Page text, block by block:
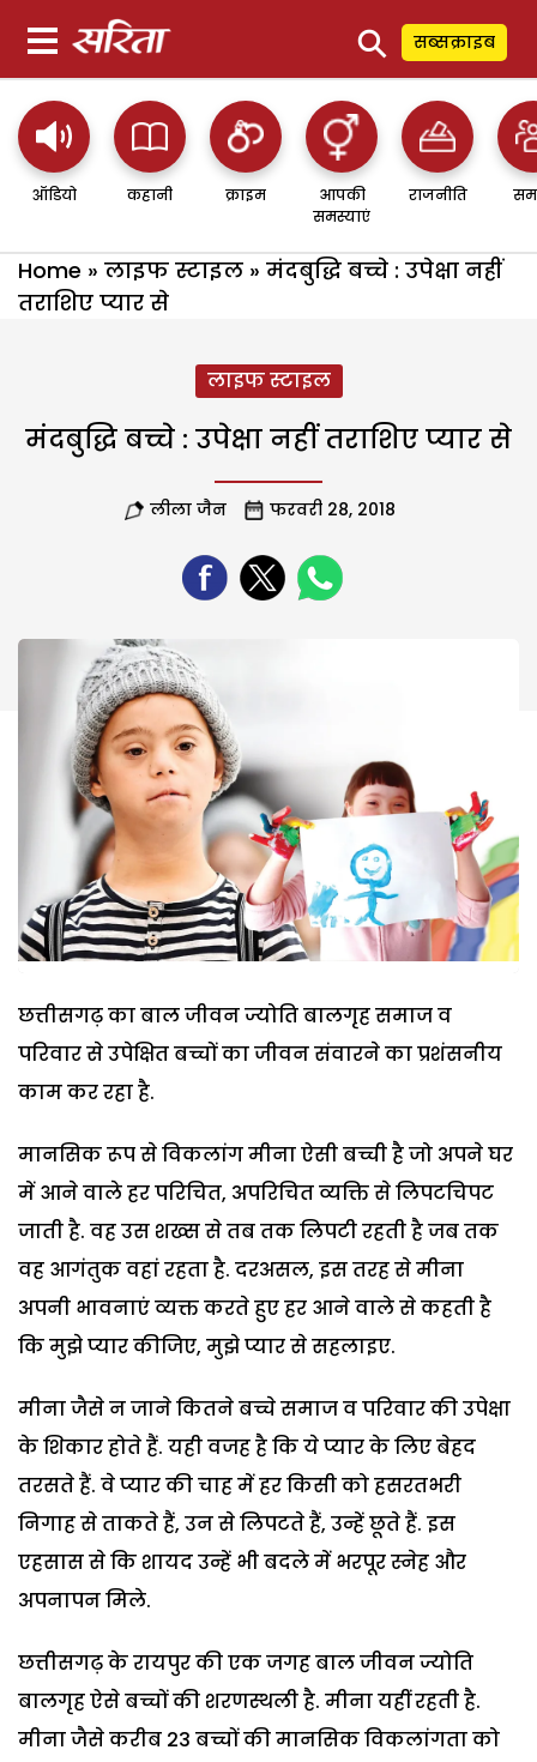
⚲ सब्सक्राइब
ऑडियो कहानी क्राइम
आपकी
समस्याएं
राजनीति
Home » लाइफ स्टाइल » मंदबुद्धि बच्चे : उपेक्षा नहीं
तराशिए प्यार से
लाइफ स्टाइल
मंदबुद्धि बच्चे : उपेक्षा नहीं तराशिए प्यार से
लीला जैन फरवरी 28, 2018
छत्तीसगढ़ का बाल जीवन ज्योति बालगृह समाज व
परिवार से उपेक्षित बच्चों का जीवन संवारने का प्रशंसनीय
काम कर रहा है.
मानसिक रूप से विकलांग मीना ऐसी बच्ची है जो अपने घर
में आने वाले हर परिचित, अपरिचित व्यक्ति से लिपटचिपट
जाती है. वह उस शख्स से तब तक लिपटी रहती है जब तक
वह आगंतुक वहां रहता है. दरअसल, इस तरह से मीना
अपनी भावनाएं व्यक्त करते हुए हर आने वाले से कहती है
कि मुझे प्यार कीजिए, मुझे प्यार से सहलाइए.
मीना जैसे न जाने कितने बच्चे समाज व परिवार की उपेक्षा
के शिकार होते हैं. यही वजह है कि ये प्यार के लिए बेहद
तरसते हैं. वे प्यार की चाह में हर किसी को हसरतभरी
निगाह से ताकते हैं, उन से लिपटते हैं, उन्हें छूते हैं. इस
एहसास से कि शायद उन्हें भी बदले में भरपूर स्नेह और
अपनापन मिले.
छत्तीसगढ़ के रायपुर की एक जगह बाल जीवन ज्योति
बालगृह ऐसे बच्चों की शरणस्थली है. मीना यहीं रहती है.
मीना जैसे करीब 23 बच्चों की मानसिक विकलांगता को